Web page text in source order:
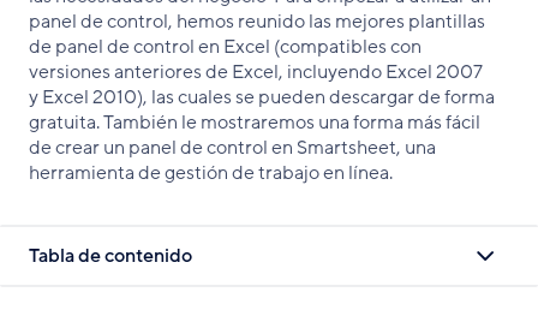
panel de control, hemos reunido las mejores plantillas
de panel de control en Excel (compatibles con
versiones anteriores de Excel, incluyendo Excel 2007
y Excel 2010), las cuales se pueden descargar de forma
gratuita. También le mostraremos una forma más fácil
de crear un panel de control en Smartsheet, una
herramienta de gestión de trabajo en línea.
Tabla de contenido